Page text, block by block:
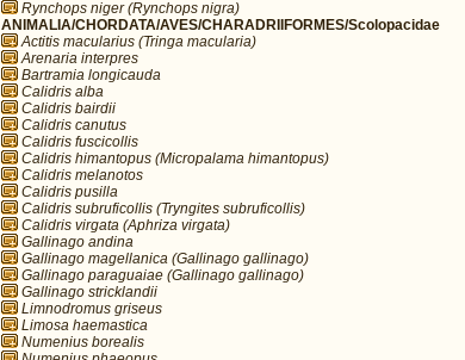
Rynchops niger (Rynchops nigra)
ANIMALIA/CHORDATA/AVES/CHARADRIIFORMES/Scolopacidae
Actitis macularius (Tringa macularia)
Arenaria interpres
Bartramia longicauda
Calidris alba
Calidris bairdii
Calidris canutus
Calidris fuscicollis
Calidris himantopus (Micropalama himantopus)
Calidris melanotos
Calidris pusilla
Calidris subruficollis (Tryngites subruficollis)
Calidris virgata (Aphriza virgata)
Gallinago andina
Gallinago magellanica (Gallinago gallinago)
Gallinago paraguaiae (Gallinago gallinago)
Gallinago stricklandii
Limnodromus griseus
Limosa haemastica
Numenius borealis